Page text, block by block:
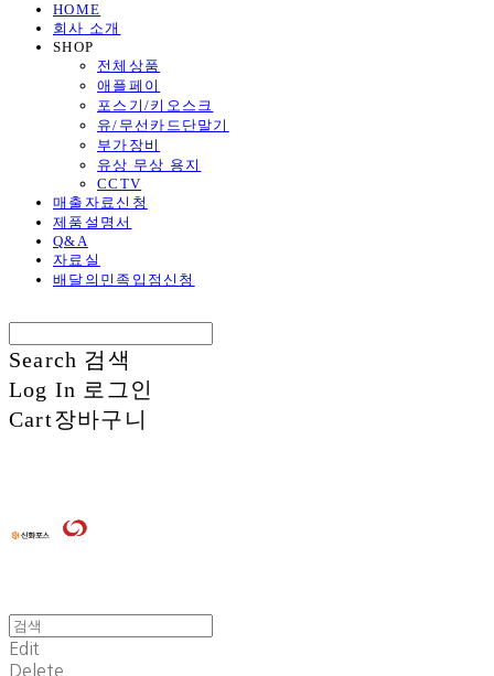
HOME
회사 소개
SHOP
전체상품
애플페이
포스기/키오스크
유/무선카드단말기
부가장비
유상 무상 용지
CCTV
매출자료신청
제품설명서
Q&A
자료실
배달의민족입점신청
Search 검색
Log In 로그인
Cart장바구니
Edit
Delete